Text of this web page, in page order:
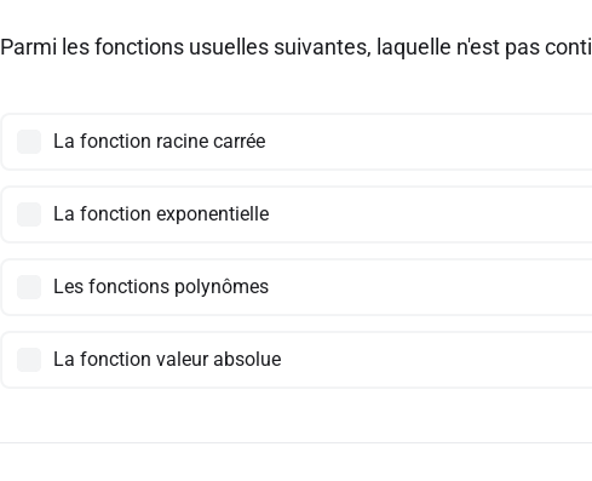
Parmi les fonctions usuelles suivantes, laquelle n'est pas
La fonction racine carrée
La fonction exponentielle
Les fonctions polynômes
La fonction valeur absolue